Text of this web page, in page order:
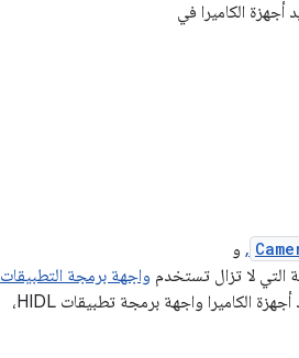
أجهزة الكاميرا في
, و
التي لا تزال تستخدم واجهة برمجة التطبيقات
. بدءًا من الإصدار 8.0 من Android، يجب أن تستخدم عمليات تنفيذ طبقة تجريد أجهزة الكاميرا واجهة برمجة تطبيقات HIDL،